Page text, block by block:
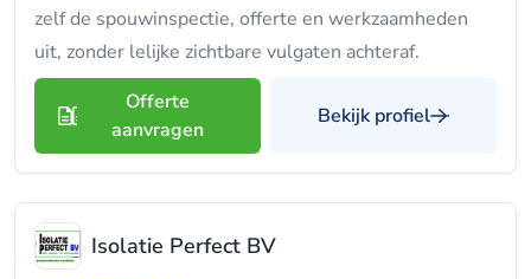
zelf de spouwinspectie, offerte en werkzaamheden
uit, zonder lelijke zichtbare vulgaten achteraf.
Offerte
aanvragen
Bekijk profiel
Isolatie Perfect BV